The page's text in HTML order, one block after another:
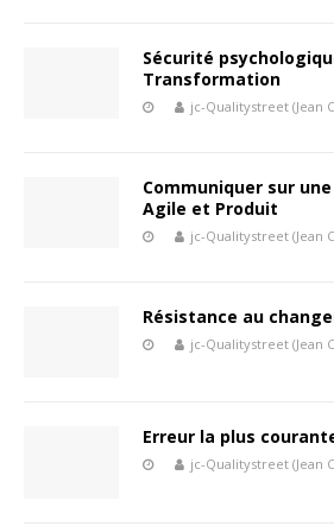
Sécurité
Transformation
jc-Qualitystreet (Jean
Communiquer sur
Agile et Produit
jc-Qualitystreet (Jean
Résistance au
jc-Qualitystreet (Jean
Erreur la plus
jc-Qualitystreet (Jean